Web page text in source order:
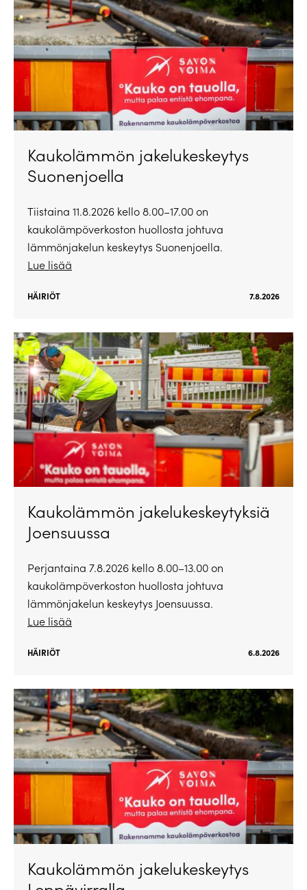
Kaukolämmön jakelukeskeytys
Suonenjoella
Tiistaina 11.8.2026 kello 8.00–17.00 on
kaukolämpöverkoston huollosta johtuva
lämmönjakelun keskeytys Suonenjoella.
Lue lisää
HÄIRIÖT 7.8.2026
Kaukolämmön jakelukeskeytyksiä
Joensuussa
Perjantaina 7.8.2026 kello 8.00–13.00 on
kaukolämpöverkoston huollosta johtuva
lämmönjakelun keskeytys Joensuussa.
Lue lisää
HÄIRIÖT 6.8.2026
Kaukolämmön jakelukeskeytys